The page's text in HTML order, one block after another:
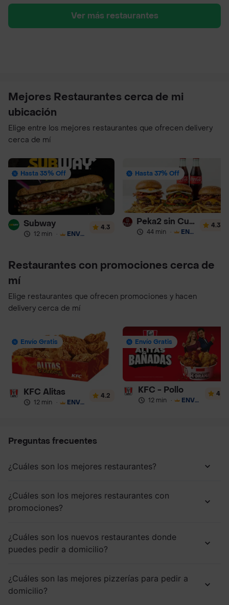
Ver más restaurantes
Mejores Restaurantes cerca de mi
ubicación
Elige entre los mejores restaurantes que ofrecen delivery
cerca de mí
Hasta 35% Off
Subway
12 min · ENVÍO GRATIS
4.3
Hasta 37% Off
Peka2 sin Culpa Lourdes
44 min · ENVÍO GRATIS
4.3
Restaurantes con promociones cerca de
mí
Elige restaurantes que ofrecen promociones y hacen
delivery cerca de mí
Envío Gratis
KFC Alitas
12 min · ENVÍO GRATIS
4.2
Envío Gratis
KFC - Pollo
12 min · ENVÍO GRATIS
4
Preguntas frecuentes
¿Cuáles son los mejores restaurantes?
¿Cuáles son los mejores restaurantes con
promociones?
¿Cuáles son los nuevos restaurantes donde
puedes pedir a domicilio?
¿Cuáles son las mejores pizzerías para pedir a
domicilio?